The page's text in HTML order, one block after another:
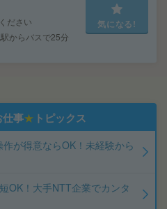
ださい
からバスで25分
気になる!
仕事★ トピックス
が得意ならOK！未経験から
OK！大手NTT企業でカンタ